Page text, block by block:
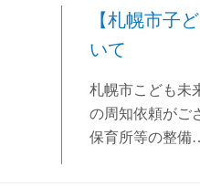
【札幌市子
いて
札幌市こども未
の周知依頼がご
保育所等の整備